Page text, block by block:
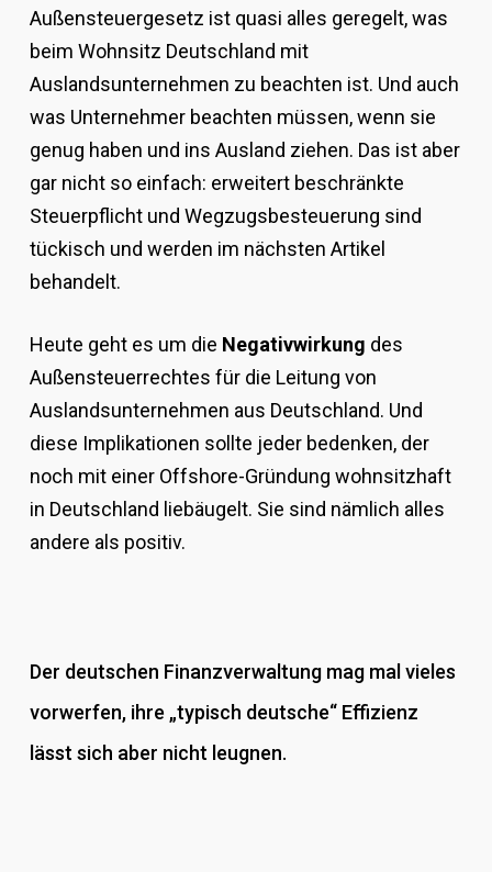
Außensteuergesetz ist quasi alles geregelt, was
beim Wohnsitz Deutschland mit
Auslandsunternehmen zu beachten ist. Und auch
was Unternehmer beachten müssen, wenn sie
genug haben und ins Ausland ziehen. Das ist aber
gar nicht so einfach: erweitert beschränkte
Steuerpflicht und Wegzugsbesteuerung sind
tückisch und werden im nächsten Artikel
behandelt.
Heute geht es um die Negativwirkung des
Außensteuerrechtes für die Leitung von
Auslandsunternehmen aus Deutschland. Und
diese Implikationen sollte jeder bedenken, der
noch mit einer Offshore-Gründung wohnsitzhaft
in Deutschland liebäugelt. Sie sind nämlich alles
andere als positiv.
Der deutschen Finanzverwaltung mag mal vieles
vorwerfen, ihre „typisch deutsche“ Effizienz
lässt sich aber nicht leugnen.